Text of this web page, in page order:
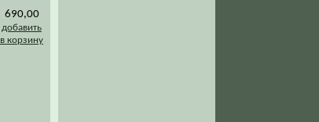
690,00
добавить
в корзину